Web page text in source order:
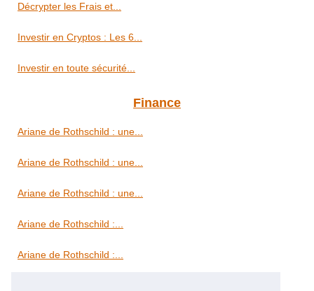
Décrypter les Frais et...
Investir en Cryptos : Les 6...
Investir en toute sécurité...
Finance
Ariane de Rothschild : une...
Ariane de Rothschild : une...
Ariane de Rothschild : une...
Ariane de Rothschild :...
Ariane de Rothschild :...